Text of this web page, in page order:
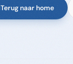
Terug naar home